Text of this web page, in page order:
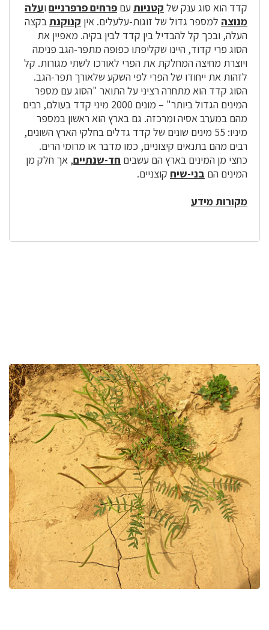
קדד הוא סוג ענק של קטניות עם פרחים פרפרניים ועלה
מנוצה למספר גדול של זוגות-עלעלים. אין קנוקנתבקצה
העלה, ובכך קל להבדיל בין קדד לבין בקיה. מאפיין את
הסוג פרי קדוד, היינו שקליפתו כפופה מתפר-הגב פנימה
ויוצרת מחיצה המחלקת את הפרי לאורכו לשתי מגורות. קל
לזהות את ייחודו של הפרי לפי השקע שלאורך תפר-הגב.
הסוג קדד הוא מתחרה רציני על התואר "הסוג עם מספר
המינים הגדול ביותר" – מונים 2000 מיני קדד בעולם, רבים
מהם במערב אסיה ומרכזה. גם בארץ הוא ראשון במספר
מיניו: 55 מינים שונים של קדד גדלים בחלקי הארץ השונים,
רבים מהם בתנאים קיצוניים, כמו מדבר או מרומי הרים.
כחצי מן המינים בארץ הם עשבים חד-שנתיים, אך חלק מן
המינים הם בני-שיח קוצניים.
מקורות מידע